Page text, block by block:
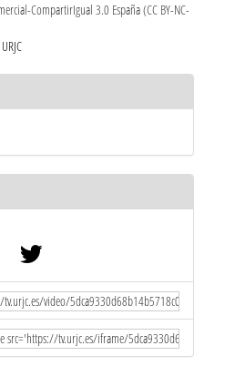
CompartirIgual 3.0 España (CC BY-NC-